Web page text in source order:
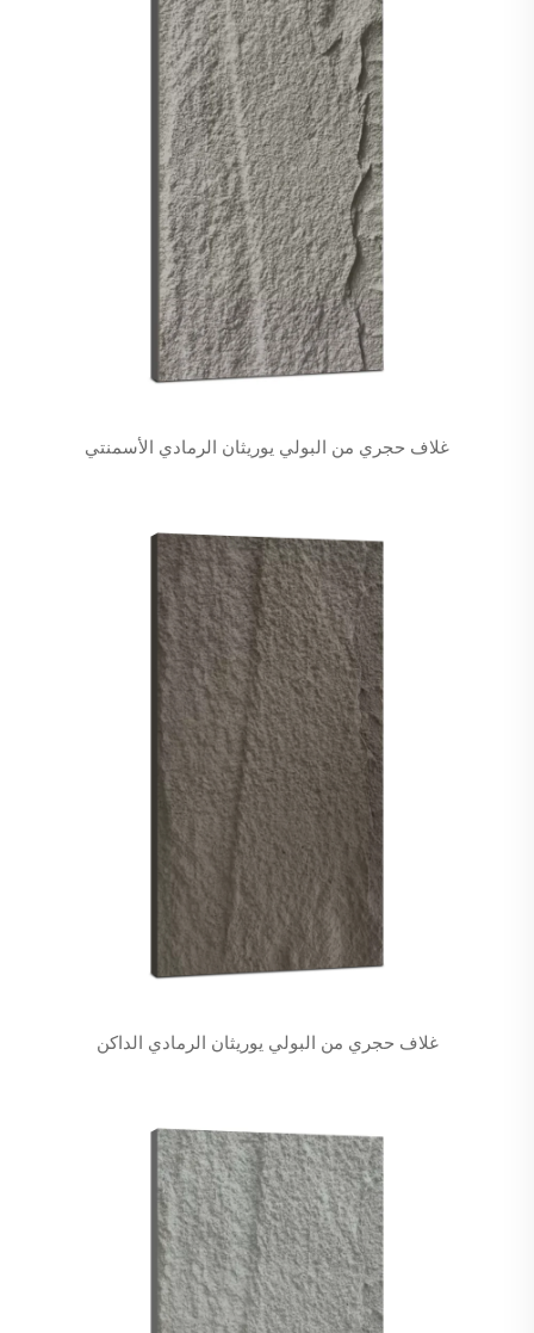
غلاف حجري من البولي يوريثان الرمادي الأسمنتي
غلاف حجري من البولي يوريثان الرمادي الداكن